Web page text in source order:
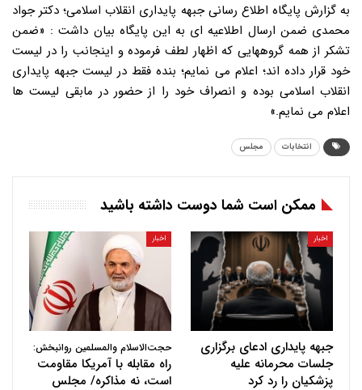
به گزارش پایگاه اطلاع رسانی جبهه پایداری انقلاب اسلامی؛ دکتر جواد
محمدی ضمن ارسال اطلاعیه ای به این پایگاه بیان داشت : «ضمن
تشکر از همه گروههایی که اظهار لطف فرموده و اینجانب را در لیست
خود قرار داده اند؛ اعلام می نمایم؛ بنده فقط در لیست جبهه پایداری
انقلاب اسلامی بوده و انصراف خود را از حضور در مابقی لیست ها
اعلام می نمایم.»
انتخابات مجلس
ممکن است شما دوست داشته باشید
اخبار
جبهه پایداری ادعای برگزاری
جلسات محرمانه علیه
پزشکیان را رد کرد
اخبار
حجت‌الاسلام والمسلمین روانبخش:
راه مقابله با آمریکا مقاومت
است، نه مذاکره/ مجلس